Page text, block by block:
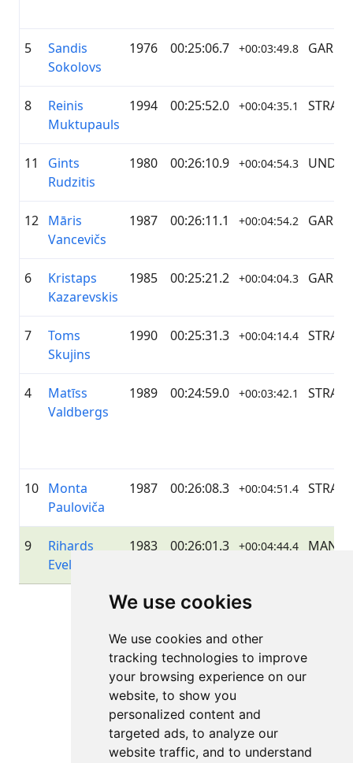
We use cookies
We use cookies and other
tracking technologies to improve
your browsing experience on our
website, to show you
personalized content and
targeted ads, to analyze our
website traffic, and to understand
5
Sandis
Sokolovs
1976 00:25:06.7 +00:03:49.8
8
Reinis
Muktupauls
1994 00:25:52.0 +00:04:35.1 STRAVA
11
Gints
Rudzitis
1980 00:26:10.9 +00:04:54.3
12 Māris
Vancevičs
1987 00:26:11.1 +00:04:54.2
6
Kristaps
Kazarevskis
1985 00:25:21.2 +00:04:04.3
7
Toms
Skujins
1990 00:25:31.3 +00:04:14.4 STRAVA
4
Matīss
Valdbergs
1989 00:24:59.0 +00:03:42.1 STRAVA
10 Monta
Pauloviča
1987 00:26:08.3 +00:04:51.4 STRAVA
9
Rihards
Evele
1983 00:26:01.3 +00:04:44.4
Lapa 1 no 1
Kopā 11 Rezultāti
Pievienot salīdzinājumam